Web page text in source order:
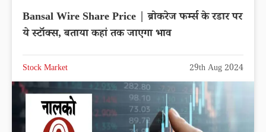
Bansal Wire Share Price | ब्रोकरेज फर्म्स के रडार पर
ये स्टॉक्स, बताया कहां तक जाएगा भाव
Stock Market 29th Aug 2024